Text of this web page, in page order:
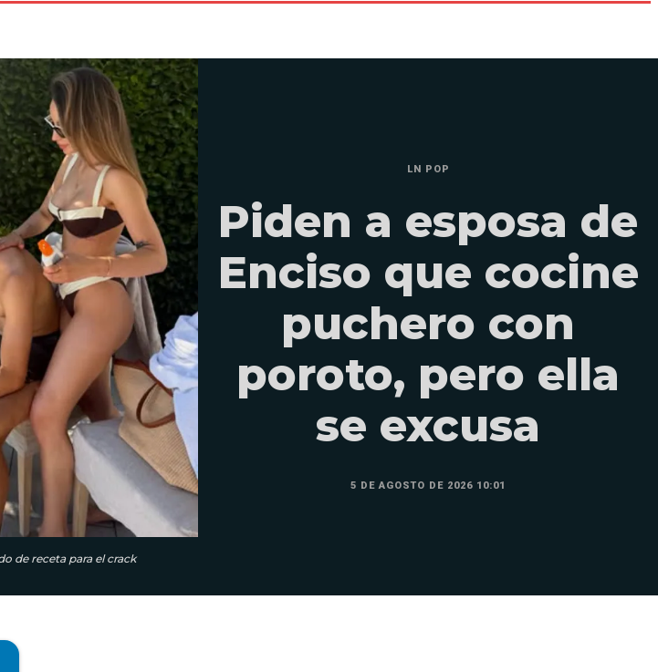
de receta para el crack
LN POP
Piden a esposa de
Enciso que cocine
puchero con
poroto, pero ella
se excusa
5 DE AGOSTO DE 2026 10:01